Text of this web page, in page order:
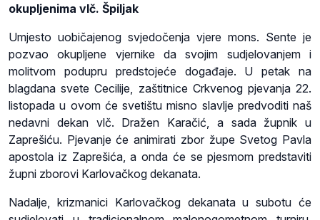
okupljenima vlč. Špiljak
Umjesto uobičajenog svjedočenja vjere mons. Sente je
pozvao okupljene vjernike da svojim sudjelovanjem i
molitvom podupru predstojeće događaje. U petak na
blagdana svete Cecilije, zaštitnice Crkvenog pjevanja 22.
listopada u ovom će svetištu misno slavlje predvoditi naš
nedavni dekan vlč. Dražen Karačić, a sada župnik u
Zaprešiću. Pjevanje će animirati zbor župe Svetog Pavla
apostola iz Zaprešića, a onda će se pjesmom predstaviti
župni zborovi Karlovačkog dekanata.
Nadalje, krizmanici Karlovačkog dekanata u subotu će